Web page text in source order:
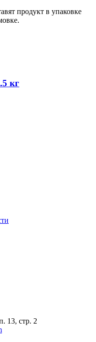
продукт в упаковке
кг
13, стр. 2